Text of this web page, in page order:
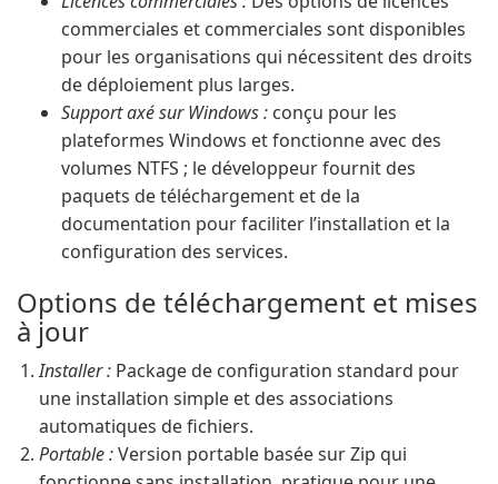
commerciales et commerciales sont disponibles
pour les organisations qui nécessitent des droits
de déploiement plus larges.
Support axé sur Windows : conçu pour les
plateformes Windows et fonctionne avec des
volumes NTFS ; le développeur fournit des
paquets de téléchargement et de la
documentation pour faciliter l’installation et la
configuration des services.
Options de téléchargement et mises
à jour
Installer : Package de configuration standard pour
une installation simple et des associations
automatiques de fichiers.
Portable :Version portable basée sur Zip qui